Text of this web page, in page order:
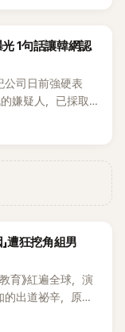
楚。 李智惠進一步
家看，證明我根
賓又驚又笑。 事實
「隆乳」，真的
尼站在一排攝影
的往事再度被提
引發話題的「腋下
黑歷史代表作的事
，由李智惠、徐
位男成員組成。不
傳出徐智英母親對
2002 年解散。 團
唱實力持續活躍演
敏 的賞識有關。
1句話讓韓網認
公司日前強硬表
嫌疑人，已採取
再度透過社群平
遭狂挖角組男
育》紅遍全球，演
出道祕辛，原來
團偶像的一員。